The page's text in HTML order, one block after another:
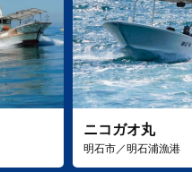
ニコガオ丸
明石市／明石浦漁港